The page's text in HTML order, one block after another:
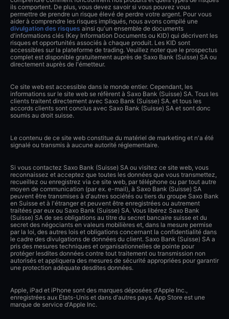
ils comportent. De plus, vous devez savoir si vous pouvez vous
permettre de prendre un risque élevé de perdre votre argent. Pour vous
aider à comprendre les risques impliqués, nous avons compilé une
divulgation des risques ainsi qu'un ensemble de documents
d'informations clés (Key Information Documents ou KID) qui décrivent les
risques et opportunités associés à chaque produit. Les KID sont
accessibles sur la plateforme de trading. Veuillez noter que le prospectus
complet est disponible gratuitement auprès de Saxo Bank (Suisse) SA ou
directement auprès de l'émetteur.
Ce site web est accessible dans le monde entier. Cependant, les
informations sur le site web se réfèrent à Saxo Bank (Suisse) SA. Tous les
clients traitent directement avec Saxo Bank (Suisse) SA. et tous les
accords clients sont conclus avec Saxo Bank (Suisse) SA et sont donc
soumis au droit suisse.
Le contenu de ce site web constitue du matériel de marketing et n'a été
signalé ou transmis à aucune autorité réglementaire.
Si vous contactez Saxo Bank (Suisse) SA ou visitez ce site web, vous
reconnaissez et acceptez que toutes les données que vous transmettez,
recueillez ou enregistrez via ce site web, par téléphone ou par tout autre
moyen de communication (par ex. e-mail), à Saxo Bank (Suisse) SA
peuvent être transmises à d'autres sociétés ou tiers du groupe Saxo Bank
en Suisse et à l'étranger et peuvent être enregistrées ou autrement
traitées par eux ou Saxo Bank (Suisse) SA. Vous libérez Saxo Bank
(Suisse) SA de ses obligations au titre du secret bancaire suisse et du
secret des négociants en valeurs mobilières et, dans la mesure permise
par la loi, des autres lois et obligations concernant la confidentialité dans
le cadre des divulgations de données du client. Saxo Bank (Suisse) SA a
pris des mesures techniques et organisationnelles de pointe pour
protéger lesdites données contre tout traitement ou transmission non
autorisés et appliquera des mesures de sécurité appropriées pour garantir
une protection adéquate desdites données.
Apple, iPad et iPhone sont des marques déposées d'Apple Inc.,
enregistrées aux États-Unis et dans d'autres pays. App Store est une
marque de service d'Apple Inc.